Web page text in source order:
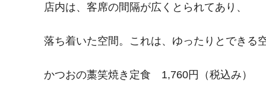
店内は、客席の間隔が広くとられてあり、
落ち着いた空間。これは、ゆったりとできる
かつおの藁笑焼き定食 1,760円（税込み）